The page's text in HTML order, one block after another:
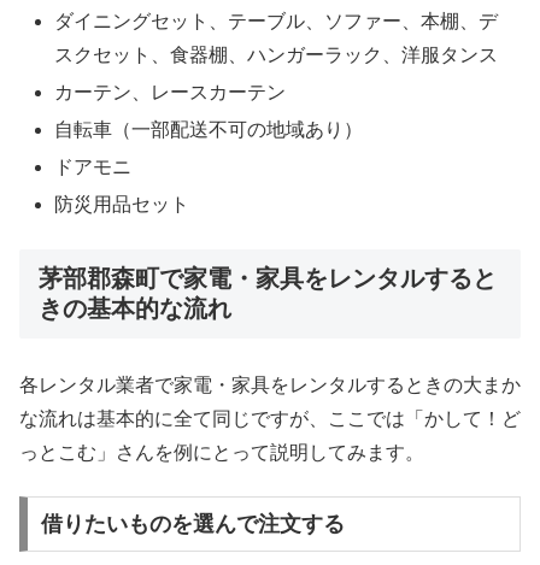
ダイニングセット、テーブル、ソファー、本棚、デ
スクセット、食器棚、ハンガーラック、洋服タンス
カーテン、レースカーテン
自転車（一部配送不可の地域あり）
ドアモニ
防災用品セット
茅部郡森町で家電・家具をレンタルすると
きの基本的な流れ
各レンタル業者で家電・家具をレンタルするときの大まか
な流れは基本的に全て同じですが、ここでは「かして！ど
っとこむ」さんを例にとって説明してみます。
借りたいものを選んで注文する